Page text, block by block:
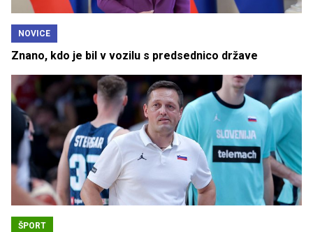
NOVICE
Znano, kdo je bil v vozilu s predsednico države
ŠPORT